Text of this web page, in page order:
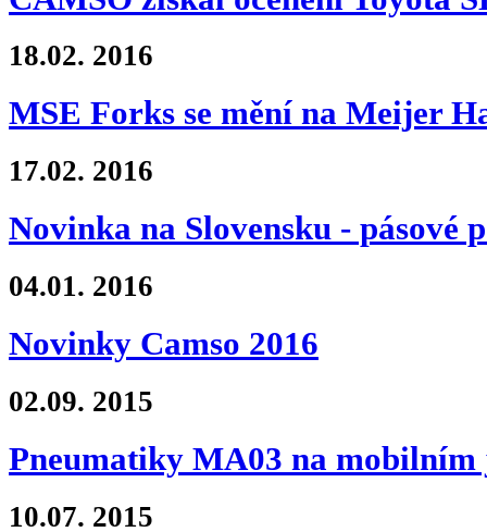
18.02. 2016
MSE Forks se mění na Meijer
17.02. 2016
Novinka na Slovensku - pásové
04.01. 2016
Novinky Camso 2016
02.09. 2015
Pneumatiky MA03 na mobilním
10.07. 2015